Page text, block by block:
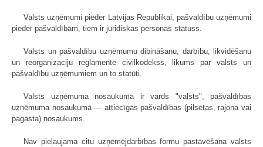
Valsts uzņēmumi pieder Latvijas Republikai, pašvaldību uzņēmumi
pieder pašvaldībām, tiem ir juridiskas personas statuss.
Valsts un pašvaldību uzņēmumu dibināšanu, darbību, likvidēšanu
un reorganizāciju reglamentē civilkodekss, likums par valsts un
pašvaldību uzņēmumiem un to statūti.
Valsts uzņēmuma nosaukumā ir vārds "valsts", pašvaldības
uzņēmuma nosaukumā — attiecīgās pašvaldības (pilsētas, rajona vai
pagasta) nosaukums.
Nav pieļaujama citu uzņēmējdarbības formu pastāvēšana valsts